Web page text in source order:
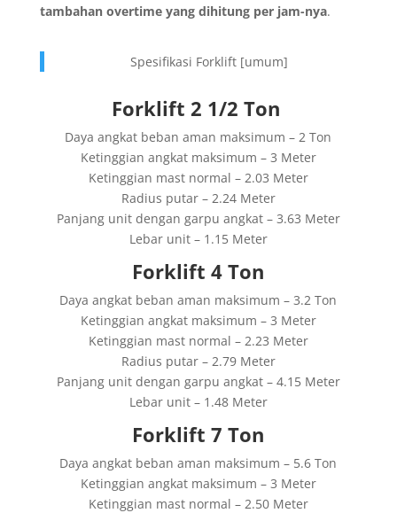
tambahan overtime yang dihitung per jam-nya.
Spesifikasi Forklift [umum]
Forklift 2 1/2 Ton
Daya angkat beban aman maksimum – 2 Ton
Ketinggian angkat maksimum – 3 Meter
Ketinggian mast normal – 2.03 Meter
Radius putar – 2.24 Meter
Panjang unit dengan garpu angkat – 3.63 Meter
Lebar unit – 1.15 Meter
Forklift 4 Ton
Daya angkat beban aman maksimum – 3.2 Ton
Ketinggian angkat maksimum – 3 Meter
Ketinggian mast normal – 2.23 Meter
Radius putar – 2.79 Meter
Panjang unit dengan garpu angkat – 4.15 Meter
Lebar unit – 1.48 Meter
Forklift 7 Ton
Daya angkat beban aman maksimum – 5.6 Ton
Ketinggian angkat maksimum – 3 Meter
Ketinggian mast normal – 2.50 Meter